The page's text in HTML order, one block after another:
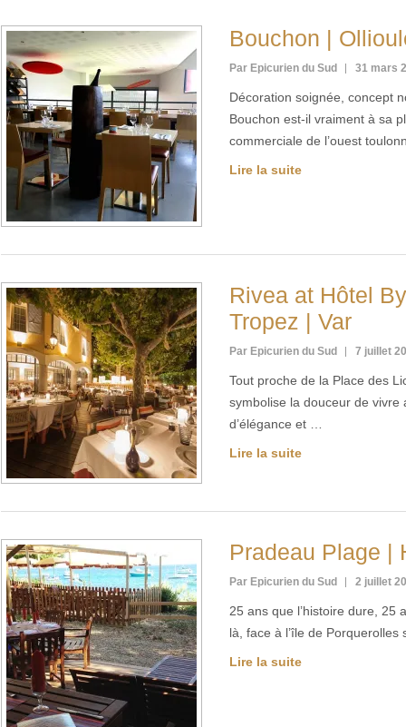
Bouchon |
Par Epicurien du Sud 31 mars
Décoration soignée, concept
Bouchon est-il vraiment à sa
commerciale de l’ouest
Lire la suite
Rivea at Hôtel
Tropez | Var
Par Epicurien du Sud 7 juillet
Tout proche de la Place des
symbolise la douceur de vivre
d’élégance et …
Lire la suite
Pradeau Plage |
Par Epicurien du Sud 2 juillet
25 ans que l’histoire dure, 25
là, face à l’île de
Lire la suite